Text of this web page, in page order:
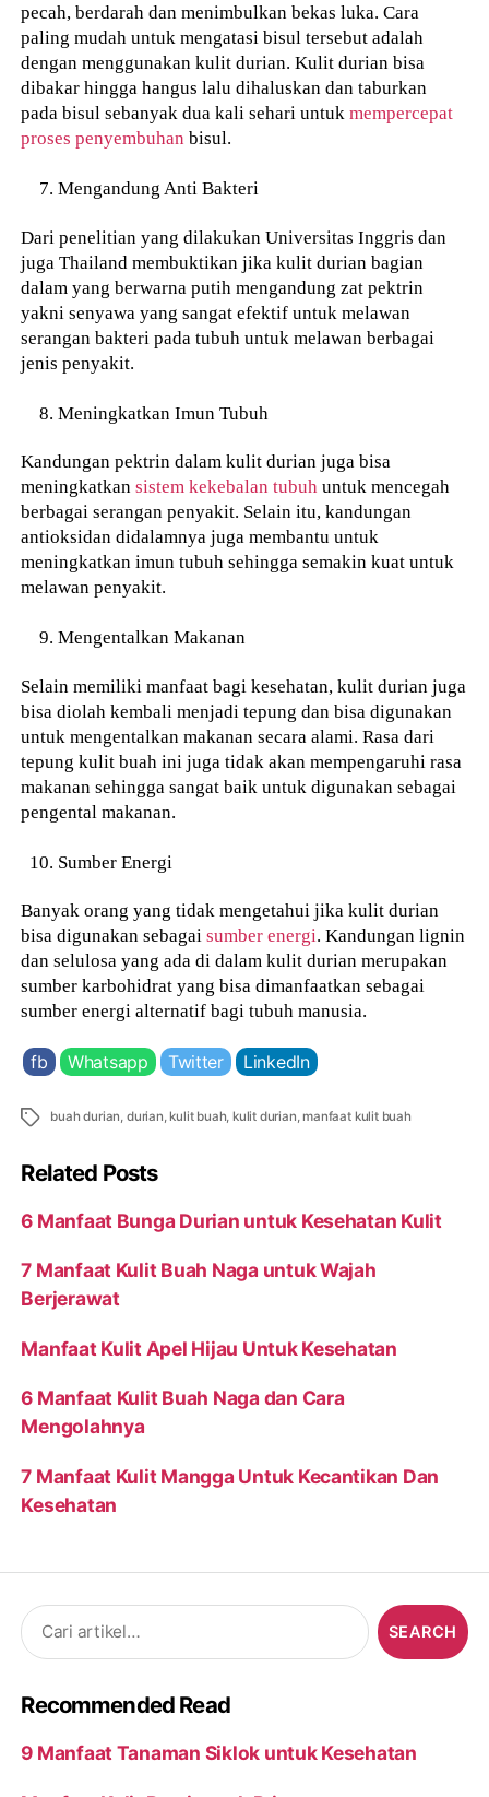
pecah, berdarah dan menimbulkan bekas luka. Cara
paling mudah untuk mengatasi bisul tersebut adalah
dengan menggunakan kulit durian. Kulit durian bisa
dibakar hingga hangus lalu dihaluskan dan taburkan
pada bisul sebanyak dua kali sehari untukmempercepat
proses penyembuhan bisul.
Mengandung Anti Bakteri
Dari penelitian yang dilakukan Universitas Inggris dan
juga Thailand membuktikan jika kulit durian bagian
dalam yang berwarna putih mengandung zat pektrin
yakni senyawa yang sangat efektif untuk melawan
serangan bakteri pada tubuh untuk melawan berbagai
jenis penyakit.
Meningkatkan Imun Tubuh
Kandungan pektrin dalam kulit durian juga bisa
meningkatkansistem kekebalan tubuh untuk mencegah
berbagai serangan penyakit. Selain itu, kandungan
antioksidan didalamnya juga membantu untuk
meningkatkan imun tubuh sehingga semakin kuat untuk
melawan penyakit.
Mengentalkan Makanan
Selain memiliki manfaat bagi kesehatan, kulit durian juga
bisa diolah kembali menjadi tepung dan bisa digunakan
untuk mengentalkan makanan secara alami. Rasa dari
tepung kulit buah ini juga tidak akan mempengaruhi rasa
makanan sehingga sangat baik untuk digunakan sebagai
pengental makanan.
Sumber Energi
Banyak orang yang tidak mengetahui jika kulit durian
bisa digunakan sebagaisumber energi. Kandungan lignin
dan selulosa yang ada di dalam kulit durian merupakan
sumber karbohidrat yang bisa dimanfaatkan sebagai
sumber energi alternatif bagi tubuh manusia.
fb Whatsapp Twitter LinkedIn
Tags buah durian, durian, kulit buah, kulit durian,manfaat kulit buah
Related Posts
6 Manfaat Bunga Durian untuk Kesehatan Kulit
7 Manfaat Kulit Buah Naga untuk Wajah
Berjerawat
Manfaat Kulit Apel Hijau Untuk Kesehatan
6 Manfaat Kulit Buah Naga dan Cara
Mengolahnya
7 Manfaat Kulit Mangga Untuk Kecantikan Dan
Kesehatan
Search
for:
Recommended Read
9 Manfaat Tanaman Siklok untuk Kesehatan